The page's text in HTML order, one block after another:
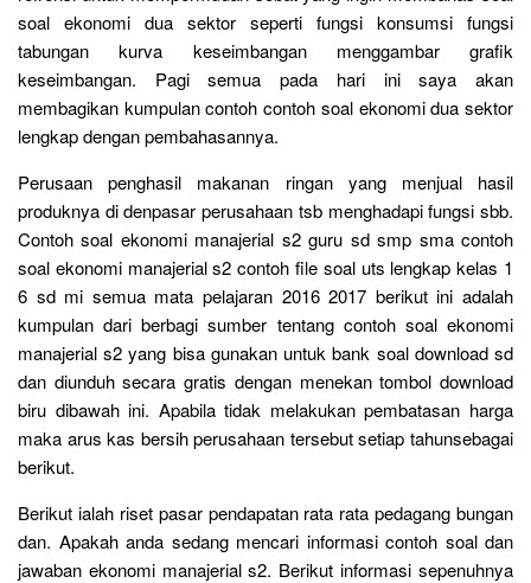
soal ekonomi dua sektor seperti fungsi konsumsi fungsi
tabungan kurva keseimbangan menggambar grafik
keseimbangan. Pagi semua pada hari ini saya akan
membagikan kumpulan contoh contoh soal ekonomi dua sektor
lengkap dengan pembahasannya.
Perusaan penghasil makanan ringan yang menjual hasil
produknya di denpasar perusahaan tsb menghadapi fungsi sbb.
Contoh soal ekonomi manajerial s2 guru sd smp sma contoh
soal ekonomi manajerial s2 contoh file soal uts lengkap kelas 1
6 sd mi semua mata pelajaran 2016 2017 berikut ini adalah
kumpulan dari berbagi sumber tentang contoh soal ekonomi
manajerial s2 yang bisa gunakan untuk bank soal download sd
dan diunduh secara gratis dengan menekan tombol download
biru dibawah ini. Apabila tidak melakukan pembatasan harga
maka arus kas bersih perusahaan tersebut setiap tahunsebagai
berikut.
Berikut ialah riset pasar pendapatan rata rata pedagang bungan
dan. Apakah anda sedang mencari informasi contoh soal dan
jawaban ekonomi manajerial s2. Berikut informasi sepenuhnya